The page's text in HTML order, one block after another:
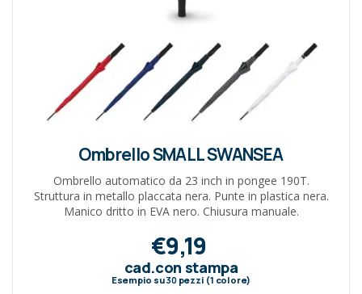
Ombrello SMALL SWANSEA
Ombrello automatico da 23 inch in pongee 190T.
Struttura in metallo placcata nera. Punte in plastica nera.
Manico dritto in EVA nero. Chiusura manuale.
€9,19
cad.con stampa
Esempio su30pezzi (1 colore)